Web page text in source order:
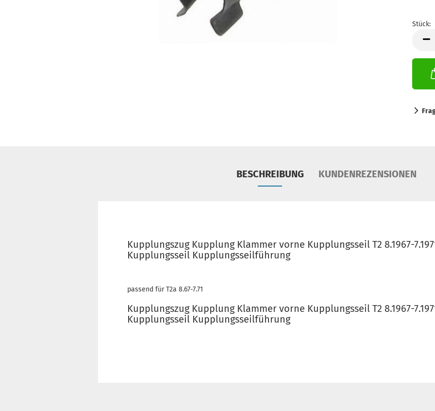
Stück:
Stück
BESCHREIBUNG KUNDENREZENSIONEN
Kupplungszug Kupplung Klammer vorne Kupplungsseil T2 8.1967-
Kupplungsseil Kupplungsseilführung
passend für T2a 8.67-7.71
Kupplungszug Kupplung Klammer vorne Kupplungsseil T2 8.1967-
Kupplungsseil Kupplungsseilführung